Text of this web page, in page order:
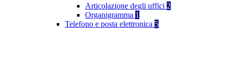
Articolazione degli uffici 2
Organigramma 1
Telefono e posta elettronica 5